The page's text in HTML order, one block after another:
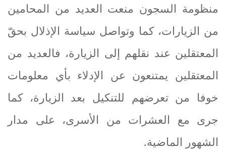
منظومة السجون منعت العديد من المحامين
من الزيارات، كما وتواصل سياسة الإذلال بحقّ
المعتقلين عند نقلهم إلى الزيارة، فالعديد من
المعتقلين يمتنعون عن الإدلاء بأي معلومات
خوفا من تعرضهم للتنكيل بعد الزيارة، كما
جرى مع العشرات من الأسرى، على مدار
الشهور الماضية.